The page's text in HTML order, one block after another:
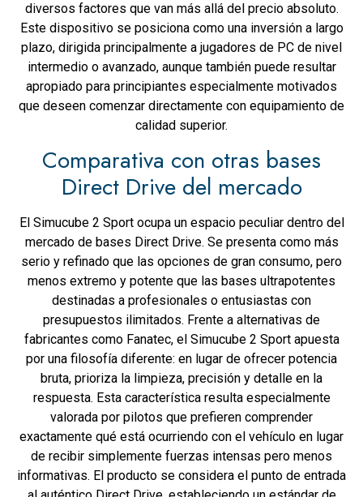
diversos factores que van más allá del precio absoluto.
Este dispositivo se posiciona como una inversión a largo
plazo, dirigida principalmente a jugadores de PC de nivel
intermedio o avanzado, aunque también puede resultar
apropiado para principiantes especialmente motivados
que deseen comenzar directamente con equipamiento de
calidad superior.
Comparativa con otras bases
Direct Drive del mercado
El Simucube 2 Sport ocupa un espacio peculiar dentro del
mercado de bases Direct Drive. Se presenta como más
serio y refinado que las opciones de gran consumo, pero
menos extremo y potente que las bases ultrapotentes
destinadas a profesionales o entusiastas con
presupuestos ilimitados. Frente a alternativas de
fabricantes como Fanatec, el Simucube 2 Sport apuesta
por una filosofía diferente: en lugar de ofrecer potencia
bruta, prioriza la limpieza, precisión y detalle en la
respuesta. Esta característica resulta especialmente
valorada por pilotos que prefieren comprender
exactamente qué está ocurriendo con el vehículo en lugar
de recibir simplemente fuerzas intensas pero menos
informativas. El producto se considera el punto de entrada